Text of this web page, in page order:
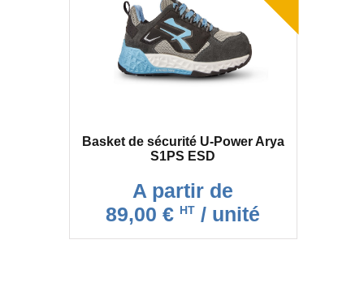
Basket de sécurité U-Power Arya
S1PS ESD
A partir de
89,00 € HT / unité